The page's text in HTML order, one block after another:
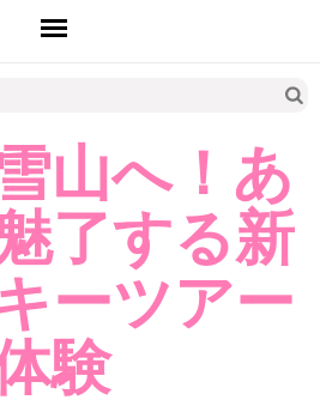
山へ！あ
了する新
ーツアー
験